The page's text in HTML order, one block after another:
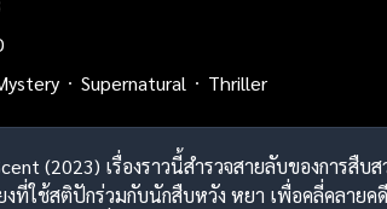
Supernatural Thriller
(2023) เรื่องราวนี้สำรวจสายลับของการ
งที่ใช้สติปักร่วมกับนักสืบหวัง หยา เพื่อคลี่คลา